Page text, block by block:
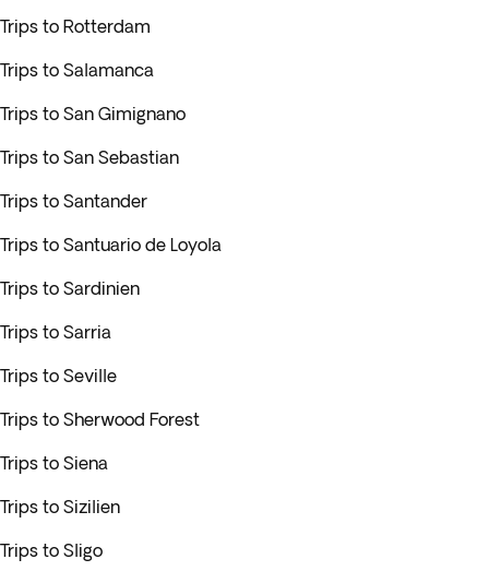
Trips to Rotterdam
Trips to Salamanca
Trips to San Gimignano
Trips to San Sebastian
Trips to Santander
Trips to Santuario de Loyola
Trips to Sardinien
Trips to Sarria
Trips to Seville
Trips to Sherwood Forest
Trips to Siena
Trips to Sizilien
Trips to Sligo